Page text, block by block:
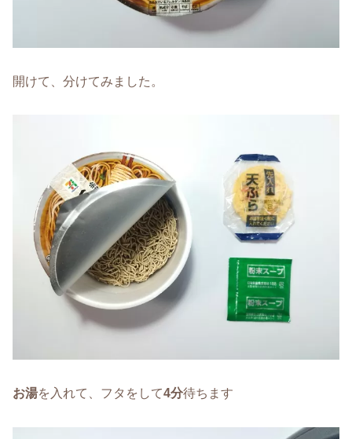
開けて、分けてみました。
お湯を入れて、フタをして4分待ちます